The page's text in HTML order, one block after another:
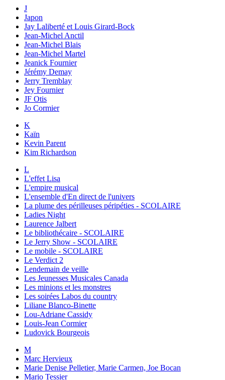
J
Japon
Jay Laliberté et Louis Girard-Bock
Jean-Michel Anctil
Jean-Michel Blais
Jean-Michel Martel
Jeanick Fournier
Jérémy Demay
Jerry Tremblay
Jey Fournier
JF Otis
Jo Cormier
K
Kaïn
Kevin Parent
Kim Richardson
L
L'effet Lisa
L'empire musical
L'ensemble d'En direct de l'univers
La plume des périlleuses péripéties - SCOLAIRE
Ladies Night
Laurence Jalbert
Le bibliothécaire - SCOLAIRE
Le Jerry Show - SCOLAIRE
Le mobile - SCOLAIRE
Le Verdict 2
Lendemain de veille
Les Jeunesses Musicales Canada
Les minions et les monstres
Les soirées Labos du country
Liliane Blanco-Binette
Lou-Adriane Cassidy
Louis-Jean Cormier
Ludovick Bourgeois
M
Marc Hervieux
Marie Denise Pelletier, Marie Carmen, Joe Bocan
Mario Tessier